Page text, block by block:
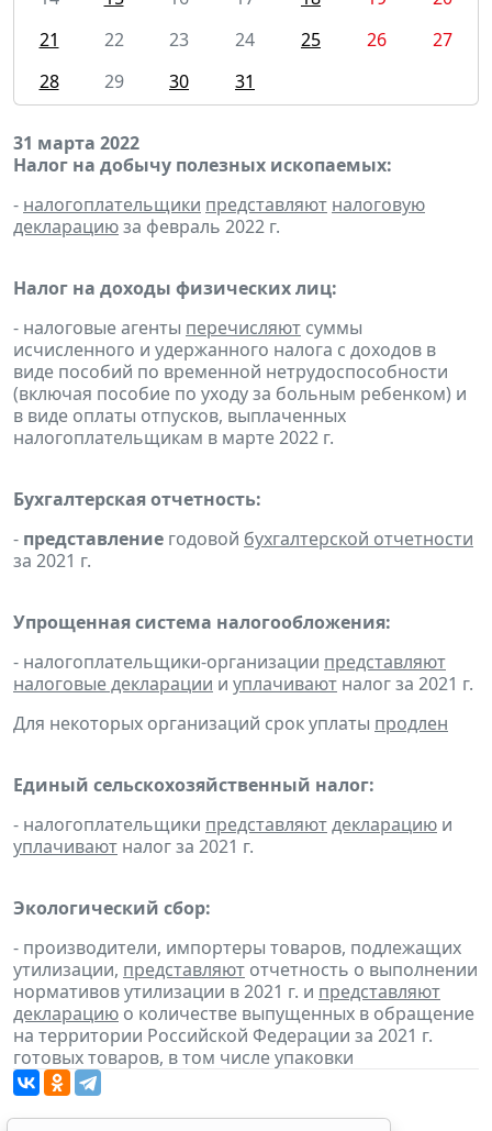
21
22 23 24 25 26
27
28
29 30 31
31 марта 2022
Налог на добычу полезных ископаемых:
- налогоплательщики представляют налоговую
декларациюза февраль 2022 г.
Налог на доходы физических лиц:
- налоговые агенты перечисляют суммы
исчисленного и удержанного налога с доходов в
виде пособий по временной нетрудоспособности
(включая пособие по уходу за больным ребенком) и
в виде оплаты отпусков, выплаченных
налогоплательщикам в марте 2022 г.
Бухгалтерская отчетность:
- представление годовой бухгалтерской отчетности
за 2021 г.
Упрощенная система налогообложения:
- налогоплательщики-организации представляют
налоговые декларации и уплачивают налог за 2021 г.
Для некоторых организаций срок уплаты продлен
Единый сельскохозяйственный налог:
- налогоплательщики представляютдекларацию и
уплачивают налог за 2021 г.
Экологический сбор:
- производители, импортеры товаров, подлежащих
утилизации, представляют отчетность о выполнении
нормативов утилизации в 2021 г. и представляют
декларацию о количестве выпущенных в обращение
на территории Российской Федерации за 2021 г.
готовых товаров, в том числе упаковки